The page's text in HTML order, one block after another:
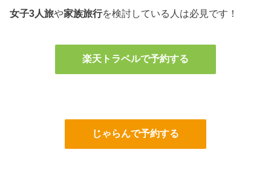
女子3人旅や家族旅行を検討している人は必見です！
楽天トラベルで予約する
じゃらんで予約する